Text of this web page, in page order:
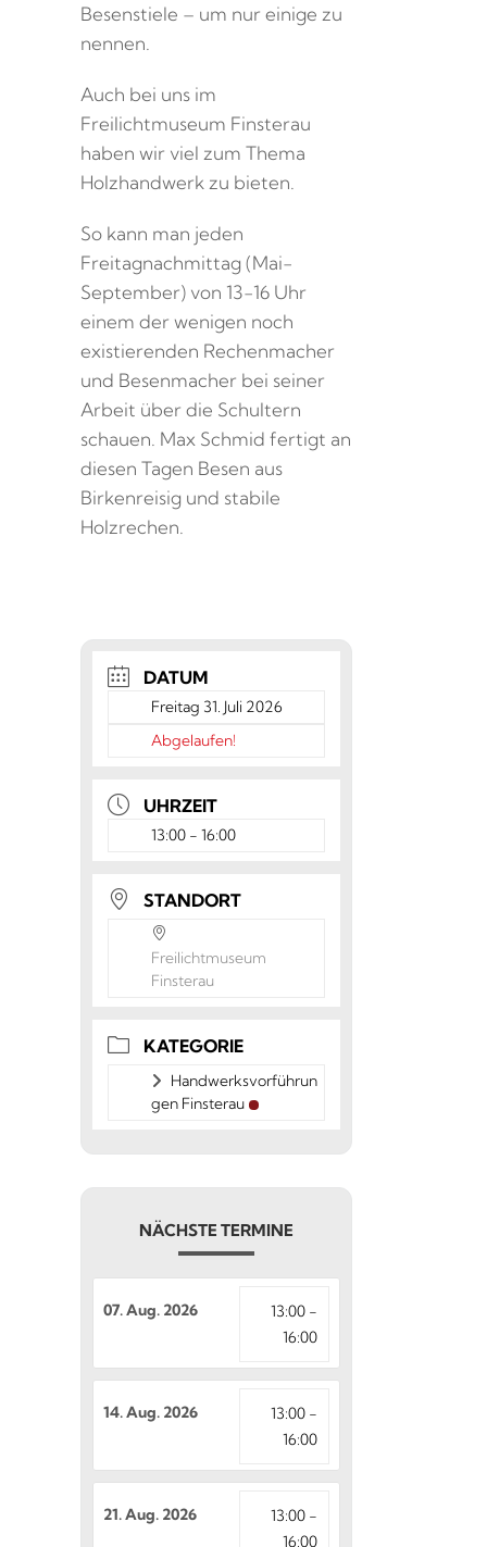
Besenstiele – um nur einige zu
nennen.
Auch bei uns im
Freilichtmuseum Finsterau
haben wir viel zum Thema
Holzhandwerk zu bieten.
So kann man jeden
Freitagnachmittag (Mai-
September) von 13-16 Uhr
einem der wenigen noch
existierenden Rechenmacher
und Besenmacher bei seiner
Arbeit über die Schultern
schauen. Max Schmid fertigt an
diesen Tagen Besen aus
Birkenreisig und stabile
Holzrechen.
DATUM
Freitag 31. Juli 2026
Abgelaufen!
UHRZEIT
13:00 - 16:00
STANDORT
Freilichtmuseum
Finsterau
KATEGORIE
Handwerksvorführun
gen Finsterau
NÄCHSTE TERMINE
07. Aug. 2026
13:00 -
16:00
14. Aug. 2026
13:00 -
16:00
21. Aug. 2026
13:00 -
16:00